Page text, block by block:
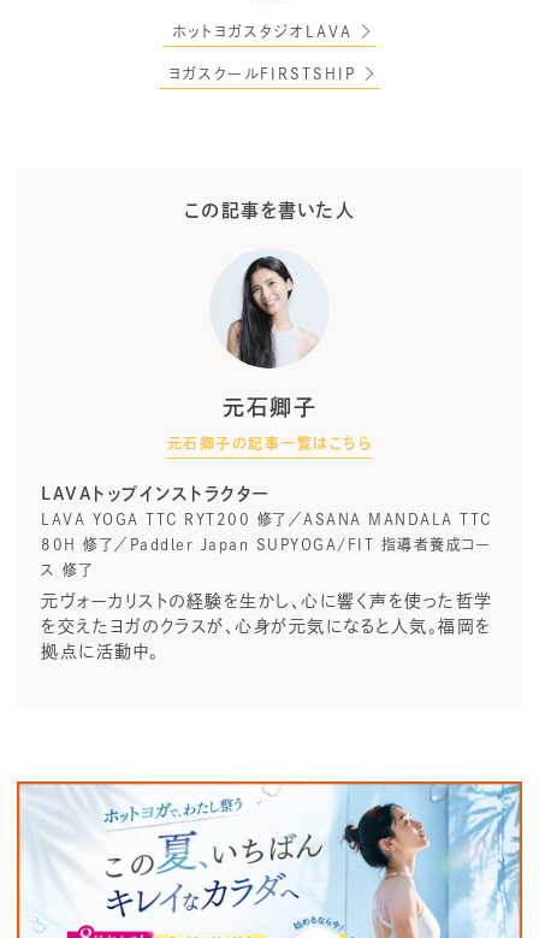
ホットヨガスタジオLAVA
ヨガスクールFIRSTSHIP
この記事を書いた人
元石卿子
元石卿子の記事一覧はこちら
LAVAトップインストラクター
LAVA YOGA TTC RYT200 修了／ASANA MANDALA TTC
80H 修了／Paddler Japan SUPYOGA/FIT 指導者養成コー
ス 修了
元ヴォーカリストの経験を生かし、心に響く声を使った哲学
を交えたヨガのクラスが、心身が元気になると人気。福岡を
拠点に活動中。